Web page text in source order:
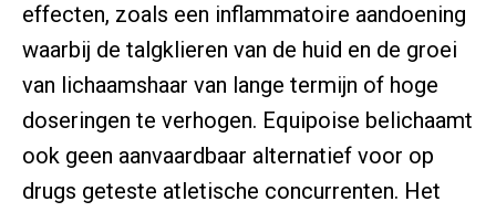
effecten, zoals een inflammatoire aandoening
waarbij de talgklieren van de huid en de groei
van lichaamshaar van lange termijn of hoge
doseringen te verhogen. Equipoise belichaamt
ook geen aanvaardbaar alternatief voor op
drugs geteste atletische concurrenten. Het